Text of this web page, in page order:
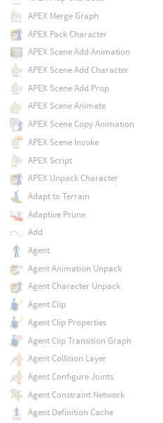
APEX Merge Graph
APEX Pack Character
APEX Scene Add Animation
APEX Scene Add Character
APEX Scene Add Prop
APEX Scene Animate
APEX Scene Copy Animation
APEX Scene Invoke
APEX Script
APEX Unpack Character
Adapt to Terrain
Adaptive Prune
Add
Agent
Agent Animation Unpack
Agent Character Unpack
Agent Clip
Agent Clip Properties
Agent Clip Transition Graph
Agent Collision Layer
Agent Configure Joints
Agent Constraint Network
Agent Definition Cache